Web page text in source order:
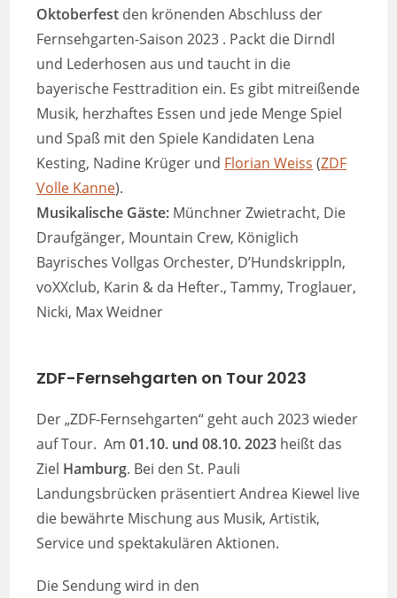
Oktoberfest den krönenden Abschluss der
Fernsehgarten-Saison 2023 . Packt die Dirndl
und Lederhosen aus und taucht in die
bayerische Festtradition ein. Es gibt mitreißende
Musik, herzhaftes Essen und jede Menge Spiel
und Spaß mit den Spiele Kandidaten Lena
Kesting, Nadine Krüger und Florian Weiss (ZDF
Volle Kanne).
Musikalische Gäste: Münchner Zwietracht, Die
Draufgänger, Mountain Crew, Königlich
Bayrisches Vollgas Orchester, D’Hundskrippln,
voXXclub, Karin & da Hefter., Tammy, Troglauer,
Nicki, Max Weidner
ZDF-Fernsehgarten on Tour 2023
Der „ZDF-Fernsehgarten“ geht auch 2023 wieder
auf Tour. Am01.10. und 08.10. 2023 heißt das
Ziel Hamburg. Bei den St. Pauli
Landungsbrücken präsentiert Andrea Kiewel live
die bewährte Mischung aus Musik, Artistik,
Service und spektakulären Aktionen.
Die Sendung wird in den